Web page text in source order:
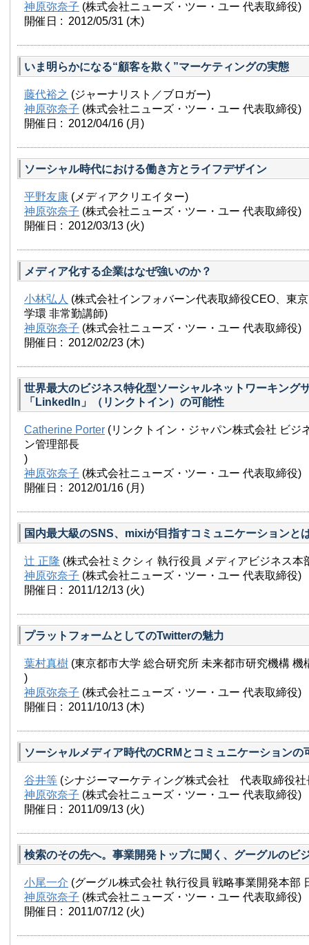
神原弥奈子 (株式会社ニューズ・ツー・ユー 代表取締役)
開催日 : 2012/05/31 (木)
いま明らかになる“顧客を欺く”マーケティングの実態
藤代裕之 (ジャーナリスト／ブロガー)
神原弥奈子 (株式会社ニューズ・ツー・ユー 代表取締役)
開催日 : 2012/04/16 (月)
ソーシャル時代における働き方とライフデザイン
平野友康 (メディアクリエイター)
神原弥奈子 (株式会社ニューズ・ツー・ユー 代表取締役)
開催日 : 2012/03/13 (火)
メディア化する企業はなぜ強いのか？
小林弘人 (株式会社インフォバーン代表取締役CEO、東
学環 非常勤講師)
神原弥奈子 (株式会社ニューズ・ツー・ユー 代表取締役)
開催日 : 2012/02/23 (木)
世界最大のビジネス特化型ソーシャルネットワーキング
「LinkedIn」（リンクトイン）の可能性
Catherine Porter (リンクトイン・ジャパン株式会社 ビジ
ン管理部長
)
神原弥奈子 (株式会社ニューズ・ツー・ユー 代表取締役)
開催日 : 2012/01/16 (月)
国内最大級のSNS、mixiが目指すコミュニケーションと
辻 正隆 (株式会社ミクシィ 執行役員 メディアビジネス本
神原弥奈子 (株式会社ニューズ・ツー・ユー 代表取締役)
開催日 : 2011/12/13 (火)
プラットフォームとしてのTwitterの魅力
葉村真樹 (東京都市大学 総合研究所 未来都市研究機構 機
)
神原弥奈子 (株式会社ニューズ・ツー・ユー 代表取締役)
開催日 : 2011/10/13 (木)
ソーシャルメディア時代のCRMとコミュニケーションの
谷井等 (シナジーマーケティング株式会社 代表取締役社
神原弥奈子 (株式会社ニューズ・ツー・ユー 代表取締役)
開催日 : 2011/09/13 (火)
検索のその先へ。事業開発トップに聞く、グーグルのビ
小尾一介 (グーグル株式会社 執行役員 戦略事業開発本部
神原弥奈子 (株式会社ニューズ・ツー・ユー 代表取締役)
開催日 : 2011/07/12 (火)